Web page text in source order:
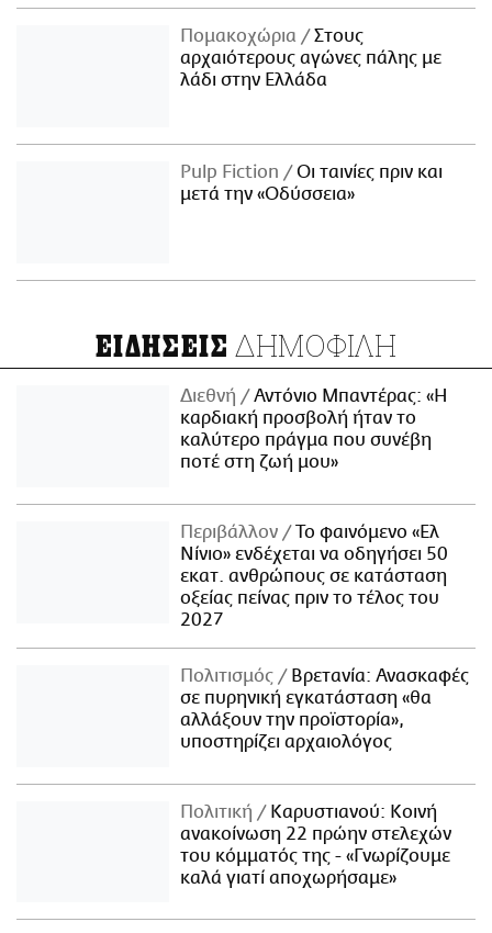
Πομακοχώρια
Στους
αρχαιότερους αγώνες πάλης με
λάδι στην Ελλάδα
Pulp Fiction
Οι ταινίες πριν και
μετά την «Οδύσσεια»
ΕΙΔΗΣΕΙΣ ΔΗΜΟΦΙΛΗ
Διεθνή
Αντόνιο Μπαντέρας: «Η
καρδιακή προσβολή ήταν το
καλύτερο πράγμα που συνέβη
ποτέ στη ζωή μου»
Περιβάλλον
Το φαινόμενο «Ελ
Νίνιο» ενδέχεται να οδηγήσει 50
εκατ. ανθρώπους σε κατάσταση
οξείας πείνας πριν το τέλος του
2027
Πολιτισμός
Βρετανία: Ανασκαφές
σε πυρηνική εγκατάσταση «θα
αλλάξουν την προϊστορία»,
υποστηρίζει αρχαιολόγος
Πολιτική
Καρυστιανού: Κοινή
ανακοίνωση 22 πρώην στελεχών
του κόμματός της - «Γνωρίζουμε
καλά γιατί αποχωρήσαμε»